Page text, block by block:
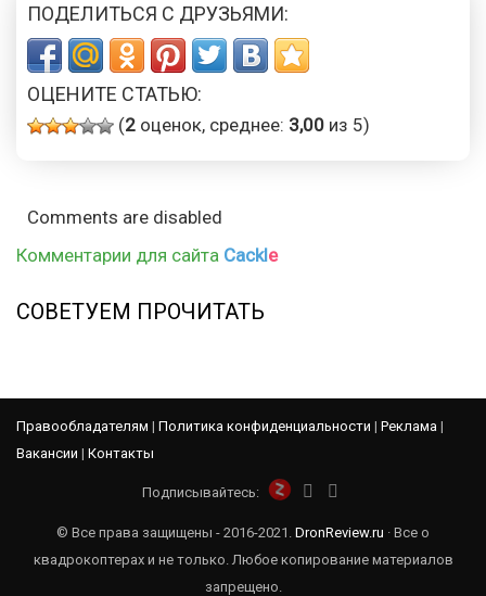
ПОДЕЛИТЬСЯ С ДРУЗЬЯМИ:
ОЦЕНИТЕ СТАТЬЮ:
(2 оценок, среднее: 3,00 из 5)
Comments are disabled
Комментарии для сайта Cackle
СОВЕТУЕМ ПРОЧИТАТЬ
Правообладателям | Политика конфиденциальности | Реклама |
Вакансии | Контакты
Подписывайтесь:
© Все права защищены - 2016-2021. DronReview.ru · Все о
квадрокоптерах и не только. Любое копирование материалов
запрещено.